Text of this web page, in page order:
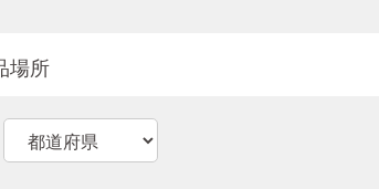
場所